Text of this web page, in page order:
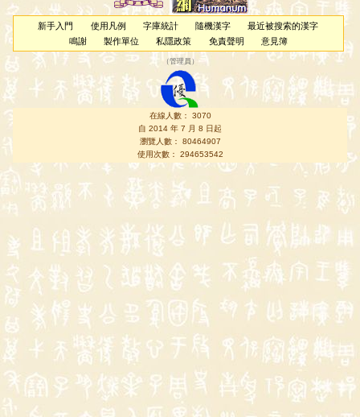
新手入門 使用凡例 字庫統計 隨機漢字
最近被搜索的漢字
鳴謝
製作單位 私隱政策 免責聲明 意見簿
（管理員 ）
在線人數： 3070
自 2014 年 7 月 8 日起
瀏覽人數： 80464907
使用次數： 294653542